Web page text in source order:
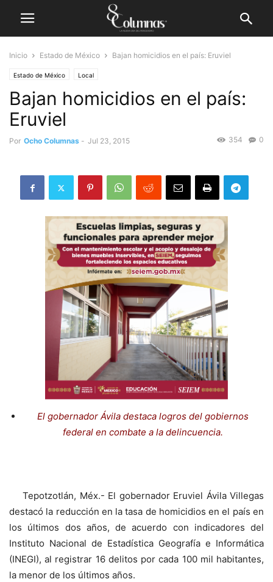
Inicio Estado de México Bajan homicidios en el país: Eruviel
Estado de México Local
Bajan homicidios en el país:
Eruviel
Por Ocho Columnas - Jul 23, 2015 0
354
El gobernador Ávila destaca logros del gobiernos
federal en combate a la delincuencia.
Tepotzotlán, Méx.- El gobernador Eruviel Ávila Villegas
destacó la reducción en la tasa de homicidios en el país en
los últimos dos años, de acuerdo con indicadores del
Instituto Nacional de Estadística Geografía e Informática
(INEGI), al registrar 16 delitos por cada 100 mil habitantes,
la menor de los últimos años.